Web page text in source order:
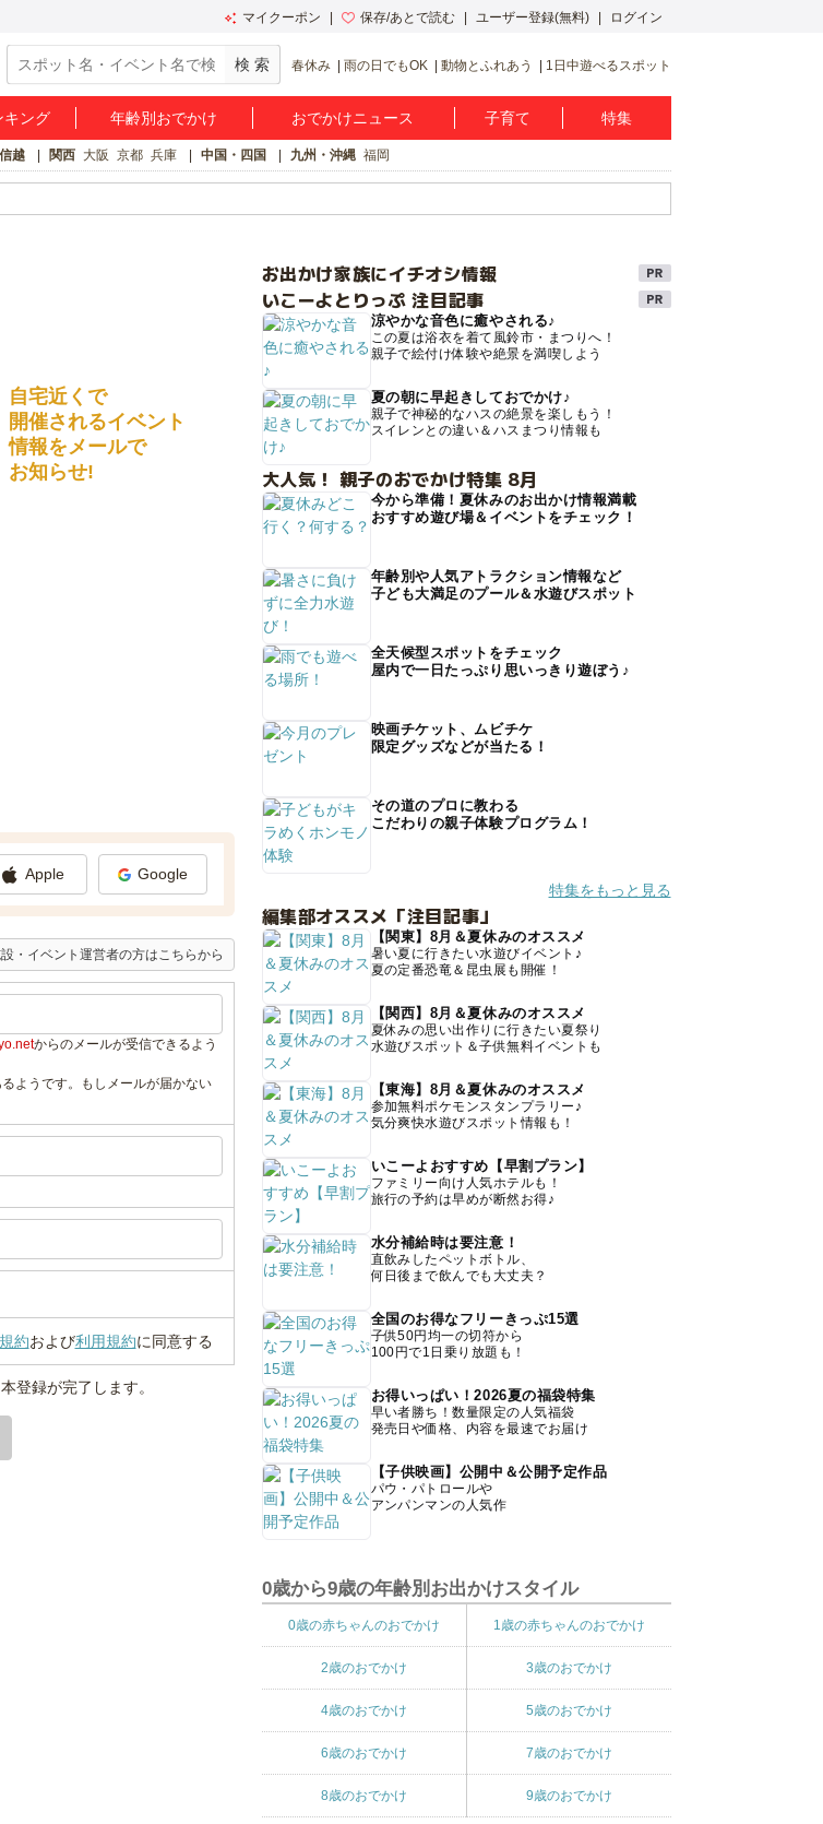
マイクーポン 保存/あとで読む ユーザー登録(無料) ログイン
春休み 雨の日でもOK 動物とふれあう 1日中遊べるスポット
キング 年齢別おでかけ おでかけニュース 子育て 特集
越 関西 大阪 京都 兵庫 中国・四国 九州・沖縄 福岡
自宅近くで
開催されるイベント
情報をメールで
お知らせ!
Apple Google
・イベント運営者の方はこちらから
からのメールが受信できるよう
ようです。もしメールが届かない
約および利用規約に同意する
登録が完了します。
お出かけ家族にイチオシ情報
いこーよとりっぷ 注目記事
涼やかな音色に癒やされる♪
この夏は浴衣を着て風鈴市・まつりへ！
親子で絵付け体験や絶景を満喫しよう
夏の朝に早起きしておでかけ♪
親子で神秘的なハスの絶景を楽しもう！
スイレンとの違い＆ハスまつり情報も
大人気！ 親子のおでかけ特集 8月
今から準備！夏休みのお出かけ情報満載
おすすめ遊び場＆イベントをチェック！
年齢別や人気アトラクション情報など
子ども大満足のプール＆水遊びスポット
全天候型スポットをチェック
屋内で一日たっぷり思いっきり遊ぼう♪
映画チケット、ムビチケ
限定グッズなどが当たる！
その道のプロに教わる
こだわりの親子体験プログラム！
特集をもっと見る
編集部オススメ「注目記事」
【関東】8月＆夏休みのオススメ
暑い夏に行きたい水遊びイベント♪
夏の定番恐竜＆昆虫展も開催！
【関西】8月＆夏休みのオススメ
夏休みの思い出作りに行きたい夏祭り
水遊びスポット＆子供無料イベントも
【東海】8月＆夏休みのオススメ
参加無料ポケモンスタンプラリー♪
気分爽快水遊びスポット情報も！
いこーよおすすめ【早割プラン】
ファミリー向け人気ホテルも！
旅行の予約は早めが断然お得♪
水分補給時は要注意！
直飲みしたペットボトル、
何日後まで飲んでも大丈夫？
全国のお得なフリーきっぷ15選
子供50円均一の切符から
100円で1日乗り放題も！
お得いっぱい！2026夏の福袋特集
早い者勝ち！数量限定の人気福袋
発売日や価格、内容を最速でお届け
【子供映画】公開中＆公開予定作品
パウ・パトロールや
アンパンマンの人気作
0歳から9歳の年齢別お出かけスタイル
0歳の赤ちゃんのおでかけ 1歳の赤ちゃんのおでかけ
2歳のおでかけ 3歳のおでかけ
4歳のおでかけ 5歳のおでかけ
6歳のおでかけ 7歳のおでかけ
8歳のおでかけ 9歳のおでかけ